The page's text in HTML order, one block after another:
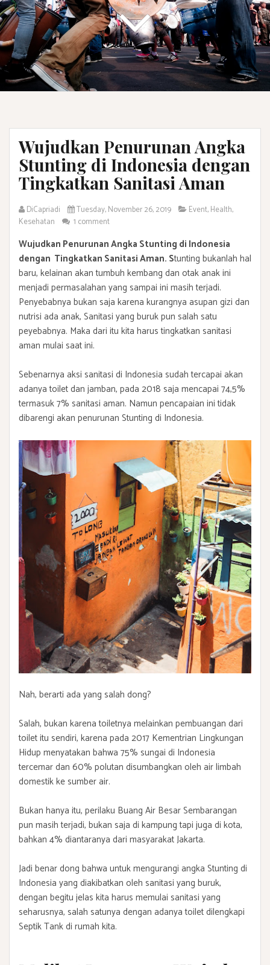
Wujudkan Penurunan Angka
Stunting di Indonesia dengan
Tingkatkan Sanitasi Aman
DiCapriadi Tuesday, November 26, 2019 Event,Health,
Kesehatan
1 comment
Wujudkan Penurunan Angka Stunting di Indonesia
dengan Tingkatkan Sanitasi Aman. Stunting bukanlah hal
baru, kelainan akan tumbuh kembang dan otak anak ini
menjadi permasalahan yang sampai ini masih terjadi.
Penyebabnya bukan saja karena kurangnya asupan gizi dan
nutrisi ada anak, Sanitasi yang buruk pun salah satu
peyebabnya. Maka dari itu kita harus tingkatkan sanitasi
aman mulai saat ini.
Sebenarnya aksi sanitasi di Indonesia sudah tercapai akan
adanya toilet dan jamban, pada 2018 saja mencapai 74,5%
termasuk 7% sanitasi aman. Namun pencapaian ini tidak
dibarengi akan penurunan Stunting di Indonesia.
Nah, berarti ada yang salah dong?
Salah, bukan karena toiletnya melainkan pembuangan dari
toilet itu sendiri, karena pada 2017 Kementrian Lingkungan
Hidup menyatakan bahwa 75% sungai di Indonesia
tercemar dan 60% polutan disumbangkan oleh air limbah
domestik ke sumber air.
Bukan hanya itu, perilaku Buang Air Besar Sembarangan
pun masih terjadi, bukan saja di kampung tapi juga di kota,
bahkan 4% diantaranya dari masyarakat Jakarta.
Jadi benar dong bahwa untuk mengurangi angka Stunting di
Indonesia yang diakibatkan oleh sanitasi yang buruk,
dengan begitu jelas kita harus memulai sanitasi yang
seharusnya, salah satunya dengan adanya toilet dilengkapi
Septik Tank di rumah kita.